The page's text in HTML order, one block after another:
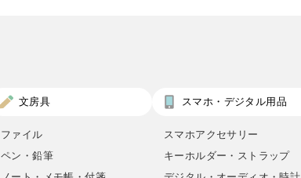
文房具
ファイル
ペン・鉛筆
スマホ・デジタル用品
スマホアクセサリー
キーホルダー・ストラップ